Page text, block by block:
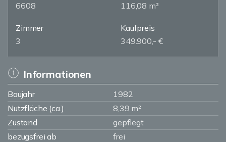
6608
116,08 m²
Zimmer
3
Kaufpreis
349.900,- €
Informationen
Baujahr
1982
Nutzfläche (ca.)
8,39 m²
Zustand
gepflegt
bezugsfrei ab
frei